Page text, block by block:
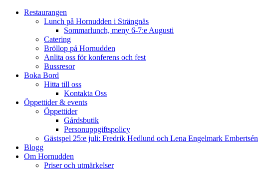
Restaurangen
Lunch på Hornudden i Strängnäs
Sommarlunch, meny 6-7:e Augusti
Catering
Bröllop på Hornudden
Anlita oss för konferens och fest
Bussresor
Boka Bord
Hitta till oss
Kontakta Oss
Öppettider & events
Öppettider
Gårdsbutik
Personuppgiftspolicy
Gästspel 25:e juli: Fredrik Hedlund och Lena Engelmark Embertsén
Blogg
Om Hornudden
Priser och utmärkelser